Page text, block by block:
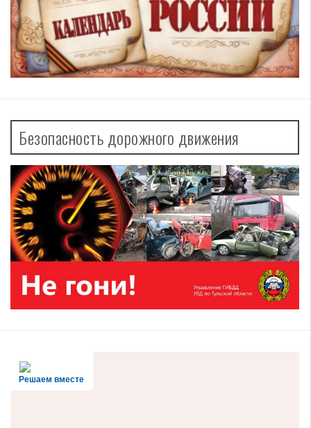
Безопасность дорожного движения
Решаем вместе